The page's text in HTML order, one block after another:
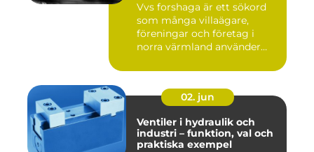
Vvs forshaga är ett sökord
som många villaägare,
föreningar och företag i
norra värmland använder
02. jun
Ventiler i hydraulik och
industri – funktion, val och
praktiska exempel